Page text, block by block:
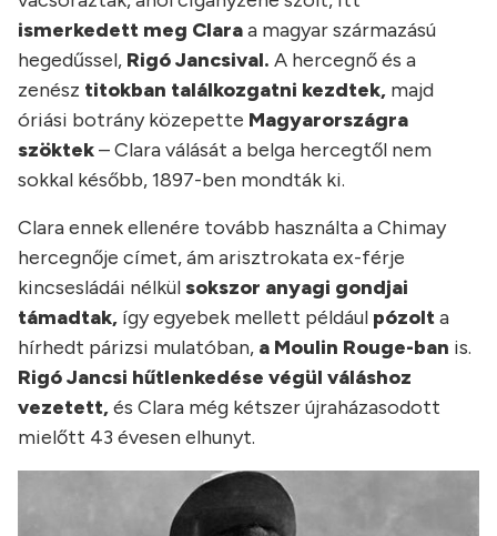
ismerkedett meg Claraa magyar származású
hegedűssel, Rigó Jancsival. A hercegnő és a
zenész titokban találkozgatni kezdtek, majd
óriási botrány közepette Magyarországra
szöktek– Clara válását a belga hercegtől nem
sokkal később, 1897-ben mondták ki.
Clara ennek ellenére tovább használta a Chimay
hercegnője címet, ám arisztrokata ex-férje
kincsesládái nélkülsokszor anyagi gondjai
támadtak, így egyebek mellett például pózolta
hírhedt párizsi mulatóban, a Moulin Rouge-ban is.
Rigó Jancsi hűtlenkedése végül váláshoz
vezetett,és Clara még kétszer újraházasodott
mielőtt 43 évesen elhunyt.